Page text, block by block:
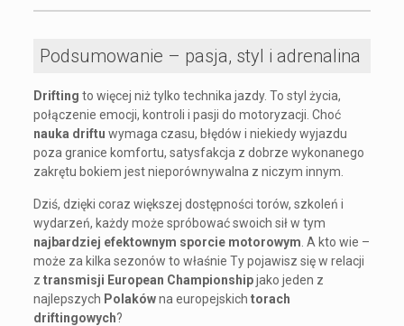
Podsumowanie – pasja, styl i adrenalina
Drifting to więcej niż tylko technika jazdy. To styl życia,
połączenie emocji, kontroli i pasji do motoryzacji. Choć
nauka driftu wymaga czasu, błędów i niekiedy wyjazdu
poza granice komfortu, satysfakcja z dobrze wykonanego
zakrętu bokiem jest nieporównywalna z niczym innym.
Dziś, dzięki coraz większej dostępności torów, szkoleń i
wydarzeń, każdy może spróbować swoich sił w tym
najbardziej efektownym sporcie motorowym . A kto wie –
może za kilka sezonów to właśnie Ty pojawisz się w relacji
z transmisji European Championshipjako jeden z
najlepszych Polakówna europejskich torach
driftingowych?